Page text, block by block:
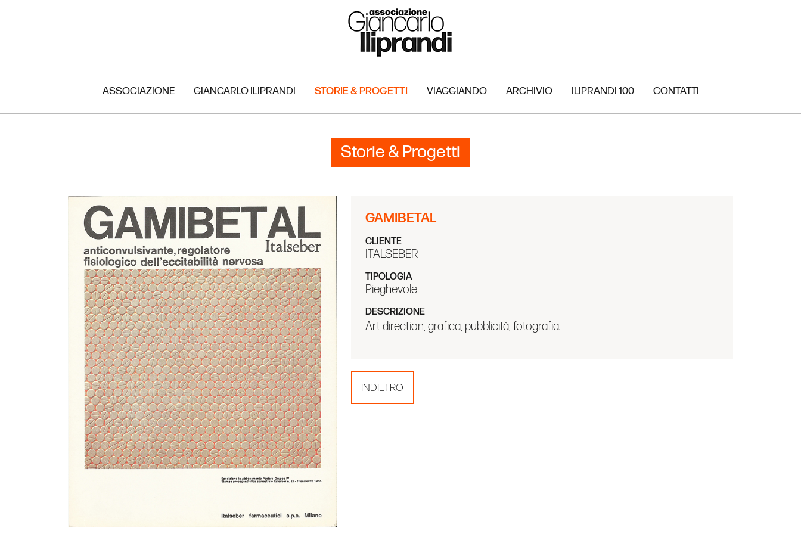
ASSOCIAZIONE GIANCARLO ILIPRANDI STORIE & PROGETTI VIAGGIANDO ARCHIVIO ILIPRANDI 100 CONTATTI
Storie & Progetti
GAMIBETAL
CLIENTE
ITALSEBER
TIPOLOGIA
Pieghevole
DESCRIZIONE
Art direction, grafica, pubblicità, fotografia.
INDIETRO